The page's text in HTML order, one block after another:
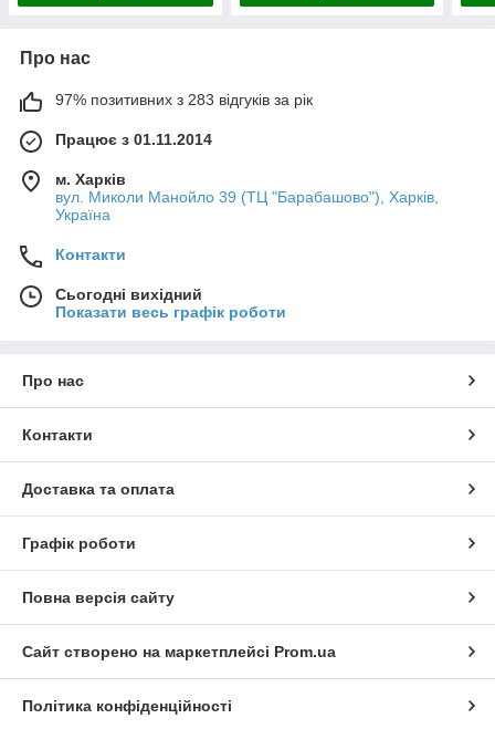
Про нас
97% позитивних з 283 відгуків за рік
Працює з 01.11.2014
м. Харків
вул. Миколи Манойло 39 (ТЦ "Барабашово"), Харків,
Україна
Контакти
Сьогодні вихідний
Показати весь графік роботи
Про нас
Контакти
Доставка та оплата
Графік роботи
Повна версія сайту
Сайт створено на маркетплейсі Prom.ua
Політика конфіденційності